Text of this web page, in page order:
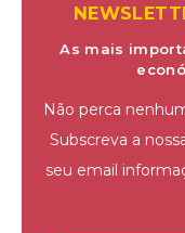
As mais
Não perca
Subscreva a
seu email